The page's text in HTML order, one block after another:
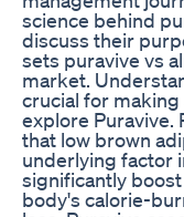
science behind
discuss their
sets puravive vs
market.
crucial for
explore Puravive.
that low brown
underlying factor
significantly
body's calorie-